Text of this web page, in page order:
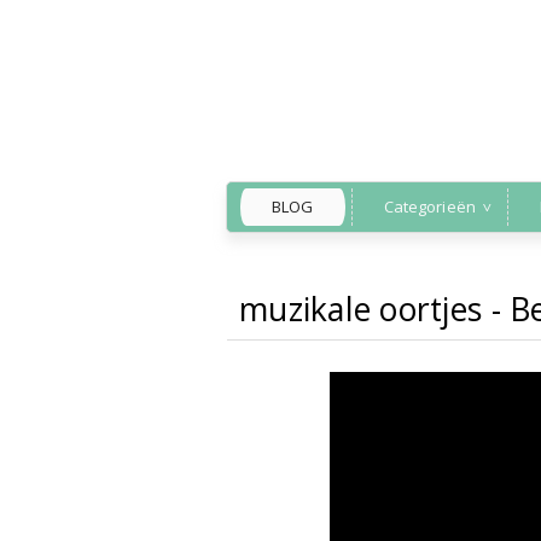
BLOG Categorieën
Back to Home»
muzikale oortjes -